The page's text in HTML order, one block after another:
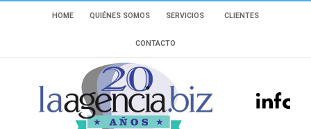
HOME QUIÉNES SOMOS SERVICIOS CLIENTES
CONTACTO